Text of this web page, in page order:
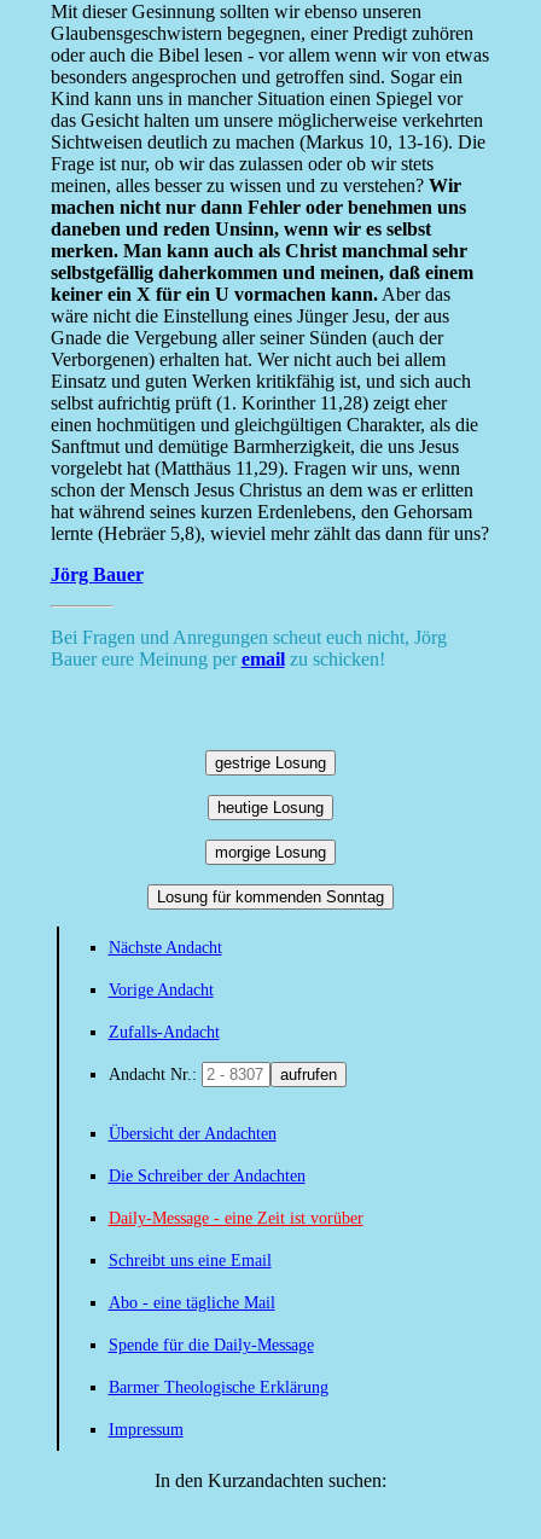
Mit dieser Gesinnung sollten wir ebenso unseren
Glaubensgeschwistern begegnen, einer Predigt zuhören
oder auch die Bibel lesen - vor allem wenn wir von etwas
besonders angesprochen und getroffen sind. Sogar ein
Kind kann uns in mancher Situation einen Spiegel vor
das Gesicht halten um unsere möglicherweise verkehrten
Sichtweisen deutlich zu machen (Markus 10, 13-16). Die
Frage ist nur, ob wir das zulassen oder ob wir stets
meinen, alles besser zu wissen und zu verstehen? Wir
machen nicht nur dann Fehler oder benehmen uns
daneben und reden Unsinn, wenn wir es selbst
merken. Man kann auch als Christ manchmal sehr
selbstgefällig daherkommen und meinen, daß einem
keiner ein X für ein U vormachen kann.Aber das
wäre nicht die Einstellung eines Jünger Jesu, der aus
Gnade die Vergebung aller seiner Sünden (auch der
Verborgenen) erhalten hat. Wer nicht auch bei allem
Einsatz und guten Werken kritikfähig ist, und sich auch
selbst aufrichtig prüft (1. Korinther 11,28) zeigt eher
einen hochmütigen und gleichgültigen Charakter, als die
Sanftmut und demütige Barmherzigkeit, die uns Jesus
vorgelebt hat (Matthäus 11,29). Fragen wir uns, wenn
schon der Mensch Jesus Christus an dem was er erlitten
hat während seines kurzen Erdenlebens, den Gehorsam
lernte (Hebräer 5,8), wieviel mehr zählt das dann für uns?
Jörg Bauer
Bei Fragen und Anregungen scheut euch nicht, Jörg
Bauer eure Meinung peremailzu schicken!
gestrige Losung
heutige Losung
morgige Losung
Losung für kommenden Sonntag
Nächste Andacht
Vorige Andacht
Zufalls-Andacht
Andacht Nr.: aufrufen
Übersicht der Andachten
Die Schreiber der Andachten
Daily-Message - eine Zeit ist vorüber
Schreibt uns eine Email
Abo - eine tägliche Mail
Spende für die Daily-Message
Barmer Theologische Erklärung
Impressum
In den Kurzandachten suchen: